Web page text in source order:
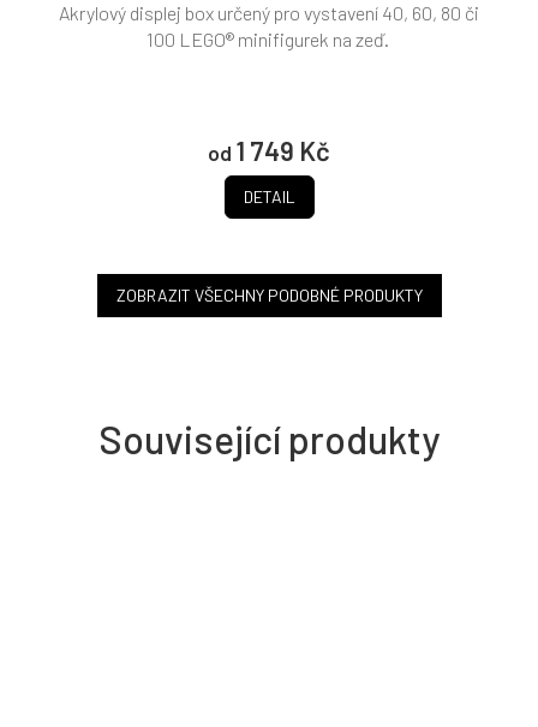
Související produkty
produktu
od 1 749 Kč
DETAIL
Akrylový displej box určený pro vystavení 40, 60, 80 či
100 LEGO® minifigurek na zeď.
ZOBRAZIT VŠECHNY PODOBNÉ PRODUKTY